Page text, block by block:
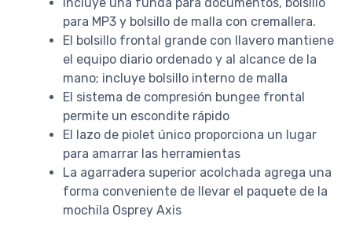
para MP3 y bolsillo de malla con cremallera.
El bolsillo frontal grande con llavero mantiene
el equipo diario ordenado y al alcance de la
mano; incluye bolsillo interno de malla
El sistema de compresión bungee frontal
permite un escondite rápido
El lazo de piolet único proporciona un lugar
para amarrar las herramientas
La agarradera superior acolchada agrega una
forma conveniente de llevar el paquete de la
mochila Osprey Axis